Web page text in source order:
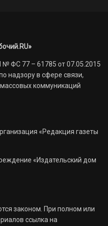
ФС 77 – 61785 от 07.05.2015
надзору в сфере связи,
коммуникаций
«Редакция газеты
«Издательский дом
законом. При полном или
ссылка на